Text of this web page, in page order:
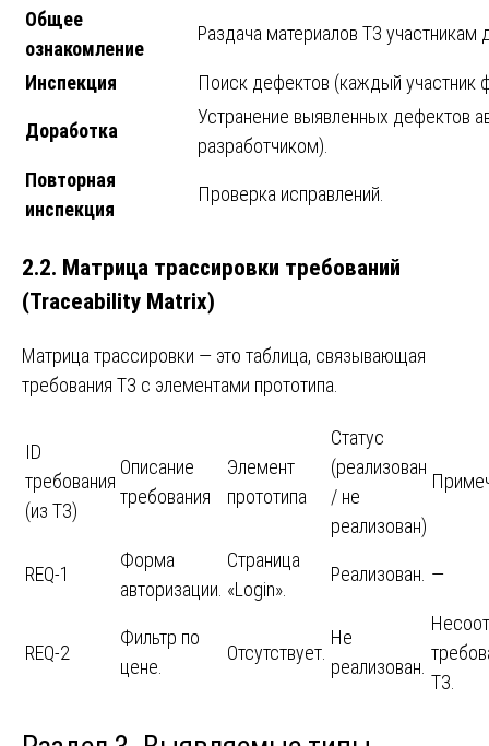
Общее
ознакомление
Раздача материалов ТЗ участникам
Инспекция Поиск дефектов (каждый участник
Доработка
Устранение выявленных дефектов
разработчиком).
Повторная
инспекция
Проверка исправлений.
2.2. Матрица трассировки требований
(Traceability Matrix)
Матрица трассировки — это таблица, связывающая
требования ТЗ с элементами прототипа.
ID
требования
(из ТЗ)
Описание
требования
Элемент
прототипа
Статус
(реализован
/ не
реализован)
REQ-1
Форма
авторизации.
Страница
«Login».
Реализован. —
REQ-2
Фильтр по
цене.
Отсутствует.
Не
реализован.
ТЗ.